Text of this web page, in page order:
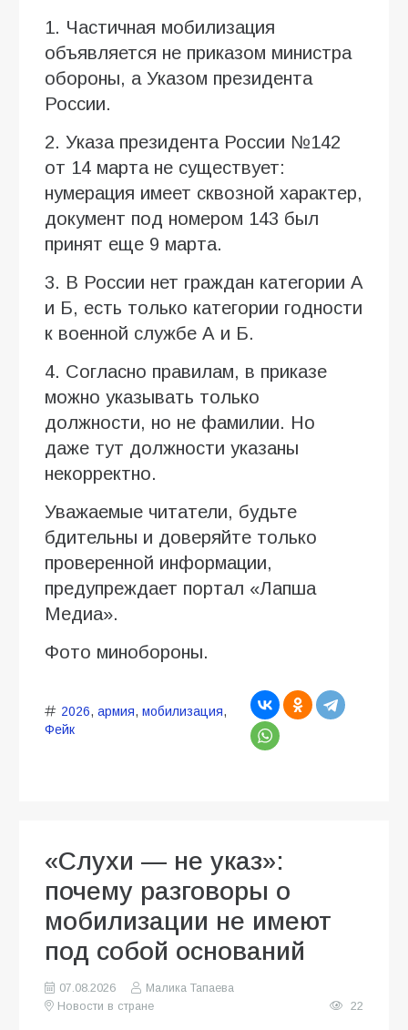
1. Частичная мобилизация
объявляется не приказом министра
обороны, а Указом президента
России.
2. Указа президента России №142
от 14 марта не существует:
нумерация имеет сквозной характер,
документ под номером 143 был
принят еще 9 марта.
3. В России нет граждан категории А
и Б, есть только категории годности
к военной службе А и Б.
4. Согласно правилам, в приказе
можно указывать только
должности, но не фамилии. Но
даже тут должности указаны
некорректно.
Уважаемые читатели, будьте
бдительны и доверяйте только
проверенной информации,
предупреждает портал «Лапша
Медиа».
Фото минобороны.
2026, армия, мобилизация,
Фейк
«Слухи — не указ»:
почему разговоры о
мобилизации не имеют
под собой оснований
07.08.2026
Малика Тапаева
Новости в стране
22